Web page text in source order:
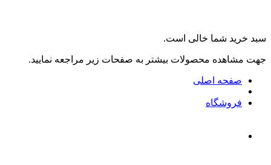
سبد خرید شما خالی است.
جهت مشاهده محصولات بیشتر به صفحات زیر مراجعه نمایید.
صفحه اصلی
فروشگاه